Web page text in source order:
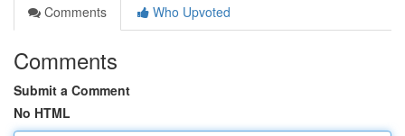
Comments
Who Upvoted
Comments
Submit a Comment
No HTML